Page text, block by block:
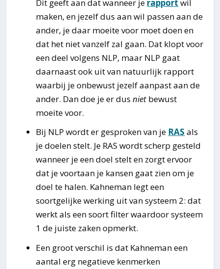
Dit geeft aan dat wanneer je rapport wil
maken, en jezelf dus aan wil passen aan de
ander, je daar moeite voor moet doen en
dat het niet vanzelf zal gaan. Dat klopt voor
een deel volgens NLP, maar NLP gaat
daarnaast ook uit van natuurlijk rapport
waarbij je onbewust jezelf aanpast aan de
ander. Dan doe je er dusniet bewust
moeite voor.
Bij NLP wordt er gesproken van je RAS als
je doelen stelt. Je RAS wordt scherp gesteld
wanneer je een doel stelt en zorgt ervoor
dat je voortaan je kansen gaat zien om je
doel te halen. Kahneman legt een
soortgelijke werking uit van systeem 2: dat
werkt als een soort filter waardoor systeem
1 de juiste zaken opmerkt.
Een groot verschil is dat Kahneman een
aantal erg negatieve kenmerken